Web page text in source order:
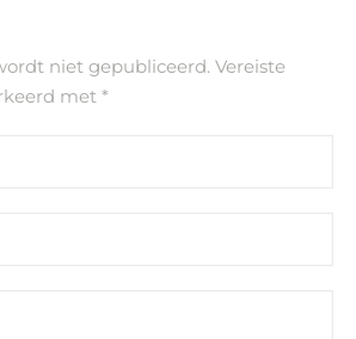
niet gepubliceerd. Vereiste
met *